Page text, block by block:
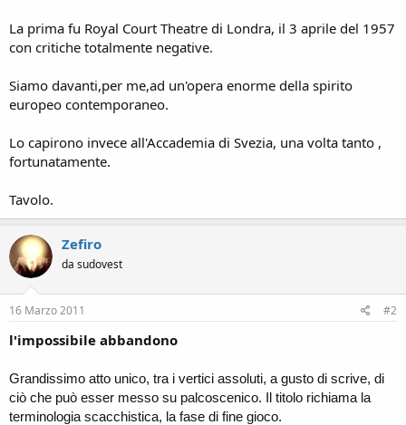
La prima fu Royal Court Theatre di Londra, il 3 aprile del 1957
con critiche totalmente negative.
Siamo davanti,per me,ad un'opera enorme della spirito
europeo contemporaneo.
Lo capirono invece all'Accademia di Svezia, una volta tanto ,
fortunatamente.
Tavolo.
Zefiro
da sudovest
16 Marzo 2011 #2
l'impossibile abbandono
Grandissimo atto unico, tra i vertici assoluti, a gusto di scrive, di
ciò che può esser messo su palcoscenico. Il titolo richiama la
terminologia scacchistica, la fase di fine gioco.